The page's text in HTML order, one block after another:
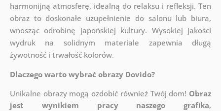
harmonijną atmosferę, idealną do relaksu i refleksji. Ten
obraz to doskonałe uzupełnienie do salonu lub biura,
wnosząc odrobinę japońskiej kultury. Wysokiej jakości
wydruk na solidnym materiale zapewnia długą
żywotność i trwałość kolorów.
Dlaczego warto wybrać obrazy Dovido?
Unikalne obrazy mogą ozdobić również Twój dom! Obraz
jest wynikiem pracy naszego grafika,